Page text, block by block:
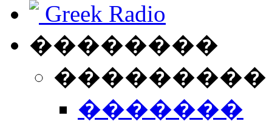
Greek Radio
��������
�������